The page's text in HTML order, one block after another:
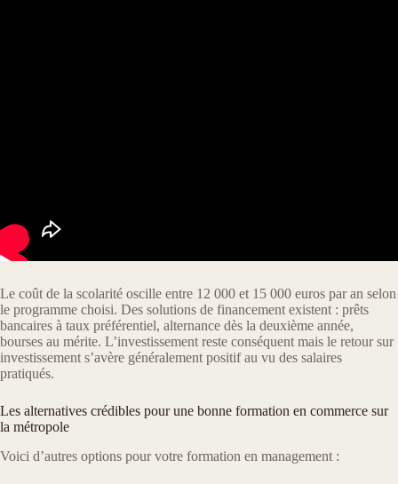
Le coût de la scolarité oscille entre 12 000 et 15 000 euros par an selon
le programme choisi. Des solutions de financement existent : prêts
bancaires à taux préférentiel, alternance dès la deuxième année,
bourses au mérite. L’investissement reste conséquent mais le retour sur
investissement s’avère généralement positif au vu des salaires
pratiqués.
Les alternatives crédibles pour une bonne formation en commerce sur
la métropole
Voici d’autres options pour votre formation en management :